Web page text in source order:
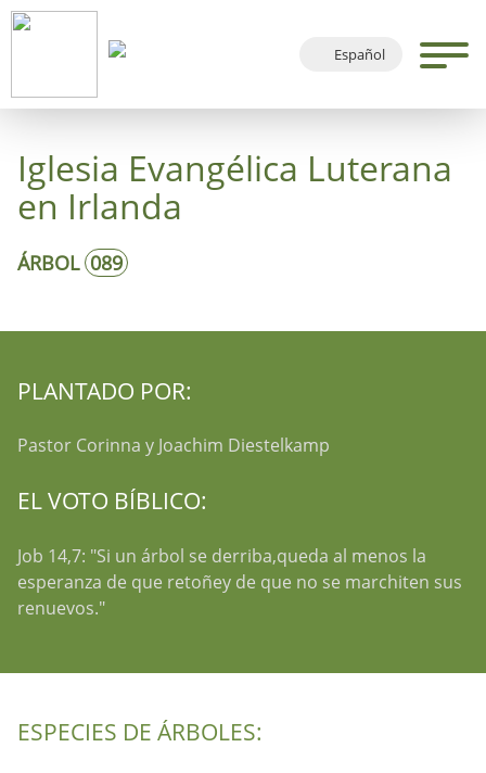
Español
Français
Iglesia Evangélica Luterana
en Irlanda
ÁRBOL 089
PLANTADO POR:
Pastor Corinna y Joachim Diestelkamp
EL VOTO BÍBLICO:
Job 14,7: "Si un árbol se derriba,queda al menos la
esperanza de que retoñey de que no se marchiten sus
renuevos."
ESPECIES DE ÁRBOLES: